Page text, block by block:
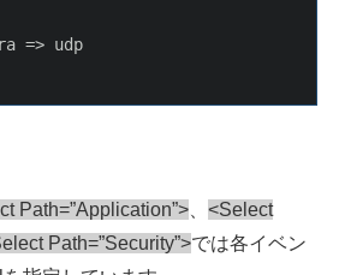
=> udp
Path=”Application”> 、<Select
Path=”Security”>では各イベン